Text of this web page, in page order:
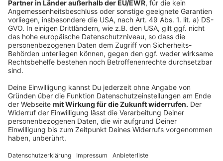
Klare Regeln seien unter anderem zu folgenden
Aspekten zu treffen:
Handy-Nutzung im Schulgebäude, auf dem
Schulhof, im Unterricht, in den Pausen und
Freistunden
Maßnahmen bei Regelverstößen
Kommunikationswege mit den Eltern für Notfälle.
"Demokratie erlernt man nicht allein aus dem
Schulbuch - sie muss gelebt werden", unterstrich
Feller. "Wenn Schülerinnen und Schüler aktiv an der
Gestaltung der Handyregeln mitwirken, lernen sie,